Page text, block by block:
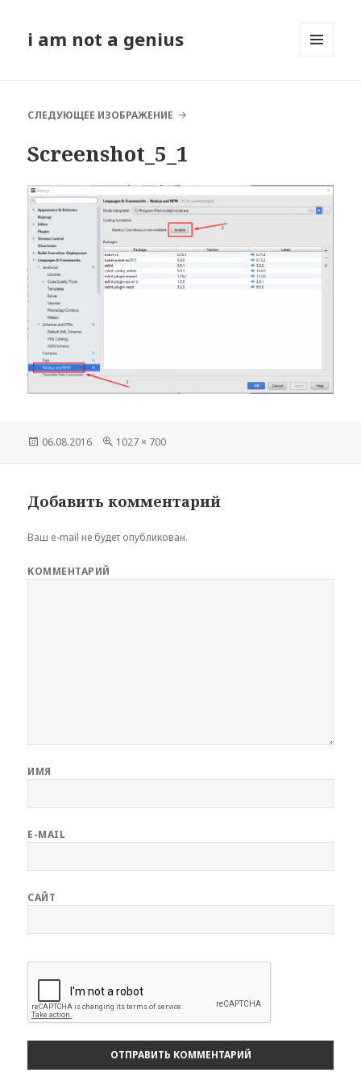
i am not a genius
СЛЕДУЮЩЕЕ ИЗОБРАЖЕНИЕ
Screenshot_5_1
Опубликовано
06.08.2016
Полный
1027 × 700
Добавить комментарий
Ваш e-mail не будет опубликован.
КОММЕНТАРИЙ
ИМЯ
E-MAIL
САЙТ